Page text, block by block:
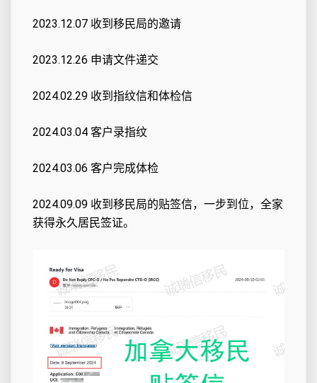
2023.12.07 收到移民局的邀请
2023.12.26 申请文件递交
2024.02.29 收到指纹信和体检信
2024.03.04 客户录指纹
2024.03.06 客户完成体检
2024.09.09 收到移民局的贴签信，一步到位，全家
获得永久居民签证。